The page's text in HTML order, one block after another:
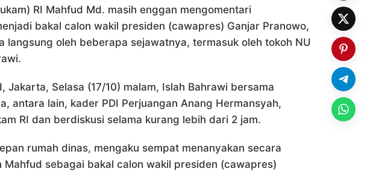
RI Mahfud Md. masih enggan mengomentari
bakal calon wakil presiden (cawapres) Ganjar Pranowo,
langsung oleh beberapa sejawatnya, termasuk oleh tokoh NU
Jakarta, Selasa (17/10) malam, Islah Bahrawi bersama
antara lain, kader PDI Perjuangan Anang Hermansyah,
RI dan berdiskusi selama kurang lebih dari 2 jam.
rumah dinas, mengaku sempat menanyakan secara
Mahfud sebagai bakal calon wakil presiden (cawapres)